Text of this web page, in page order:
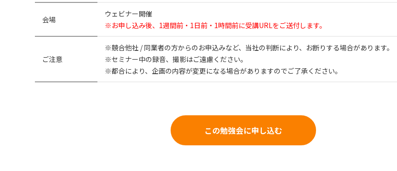
会場
ウェビナー開催
※お申し込み後、1週間前・1日前・1時間前に受講URLをご送付します。
ご注意
※競合他社 / 同業者の方からのお申込みなど、当社の判断により、お断りする場合があります。
※セミナー中の録音、撮影はご遠慮ください。
※都合により、企画の内容が変更になる場合がありますのでご了承ください。
この勉強会に申し込む